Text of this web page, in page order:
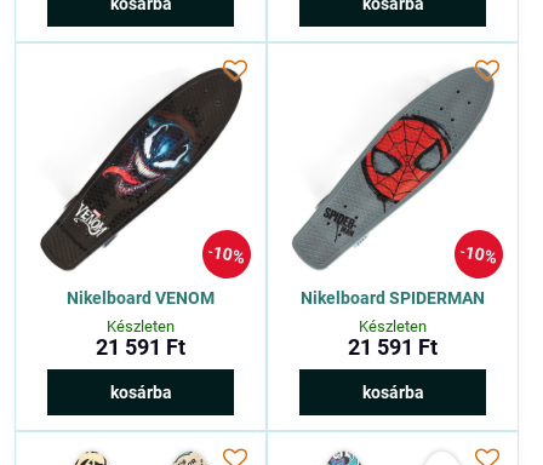
kosárba kosárba
10%
Nikelboard VENOM
Készleten
21 591 Ft
kosárba
10%
Nikelboard SPIDERMAN
Készleten
21 591 Ft
kosárba